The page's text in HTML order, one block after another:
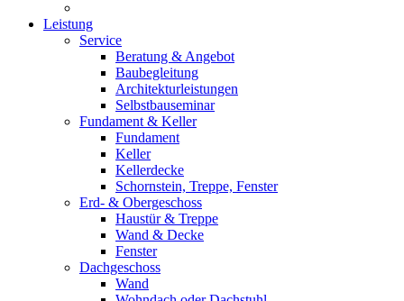
Leistung
Service
Beratung & Angebot
Baubegleitung
Architekturleistungen
Selbstbauseminar
Fundament & Keller
Fundament
Keller
Kellerdecke
Schornstein, Treppe, Fenster
Erd- & Obergeschoss
Haustür & Treppe
Wand & Decke
Fenster
Dachgeschoss
Wand